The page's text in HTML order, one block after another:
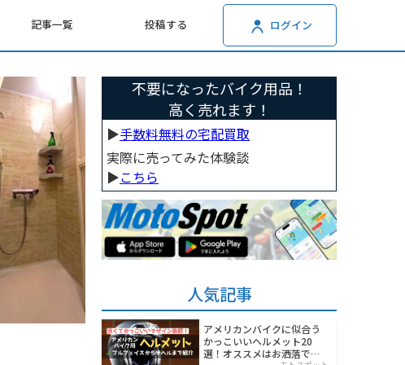
記事一覧 投稿する ログイン
不要になったバイク用品！
高く売れます！
▶︎手数料無料の宅配買取
実際に売ってみた体験談
▶︎こちら
人気記事
アメリカンバイクに似合う
かっこいいヘルメット20
選！オススメはお洒落でワ